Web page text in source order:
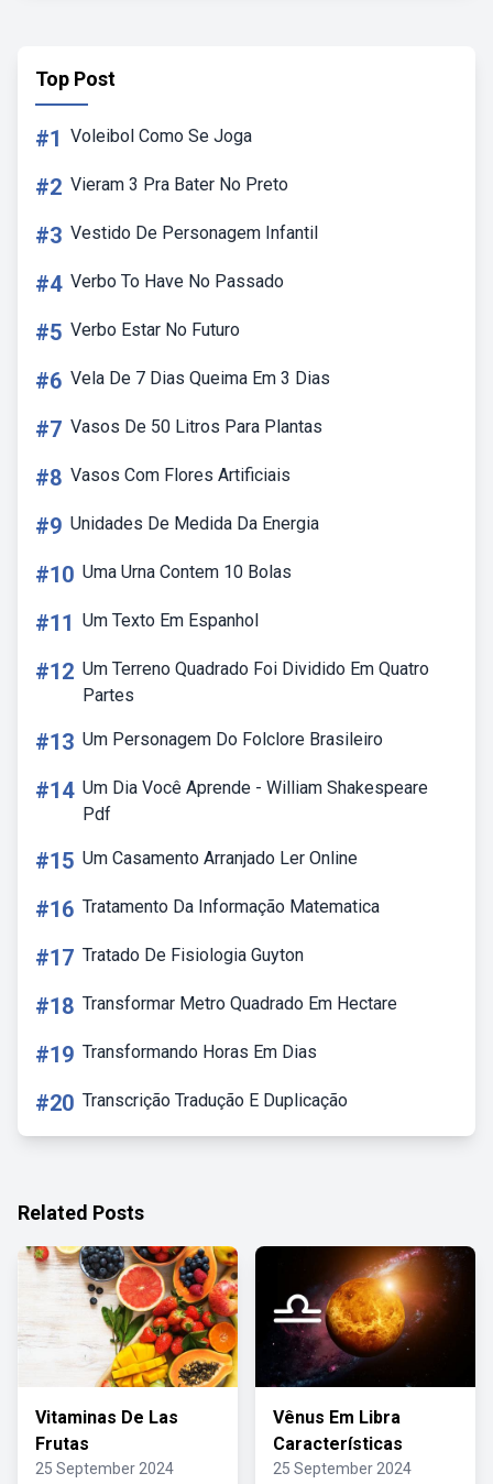
Top Post
#1 Voleibol Como Se Joga
#2 Vieram 3 Pra Bater No Preto
#3 Vestido De Personagem Infantil
#4 Verbo To Have No Passado
#5 Verbo Estar No Futuro
#6 Vela De 7 Dias Queima Em 3 Dias
#7 Vasos De 50 Litros Para Plantas
#8 Vasos Com Flores Artificiais
#9 Unidades De Medida Da Energia
#10 Uma Urna Contem 10 Bolas
#11 Um Texto Em Espanhol
#12 Um Terreno Quadrado Foi Dividido Em Quatro
Partes
#13 Um Personagem Do Folclore Brasileiro
#14 Um Dia Você Aprende - William Shakespeare
Pdf
#15 Um Casamento Arranjado Ler Online
#16 Tratamento Da Informação Matematica
#17 Tratado De Fisiologia Guyton
#18 Transformar Metro Quadrado Em Hectare
#19 Transformando Horas Em Dias
#20 Transcrição Tradução E Duplicação
Related Posts
Vitaminas De Las
Frutas
25 September 2024
Vênus Em Libra
Características
25 September 2024